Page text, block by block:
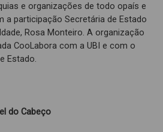
e organizações de todo opaís e
a participação Secretária de Estado
Rosa Monteiro. A organização
CooLabora com a UBI e com o
Estado.
do Cabeço